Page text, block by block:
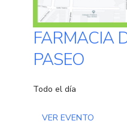
FARMACIA
PASEO
Todo el día
VER EVENTO